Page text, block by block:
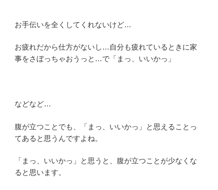
お手伝いを全くしてくれないけど…
お疲れだから仕方がないし…自分も疲れているときに家
事をさぼっちゃおうっと…で「まっ、いいかっ」
などなど…
腹が立つことでも、「まっ、いいかっ」と思えることっ
てあると思うんですよね。
「まっ、いいかっ」と思うと、腹が立つことが少なくな
ると思います。